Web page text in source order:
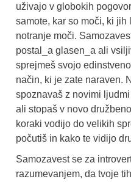
uživajo v globokih
samote, kar so moči, ki
notranje moči.
postal_a glasen_a ali
sprejmeš svojo
način, ki je zate naraven.
spoznavaš z novimi
ali stopaš v novo
koraki vodijo do velikih
počutiš in kako te vidijo
Samozavest se za
razumevanjem, da tvoje